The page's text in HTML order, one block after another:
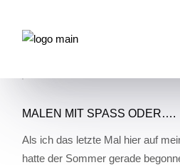
contentHOME WIR MALEN
MALEN MIT SPASS ODER….
Als ich das letzte Mal hier auf
hatte der Sommer gerade